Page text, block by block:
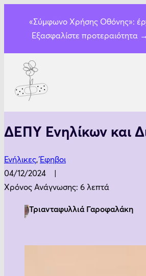
«Σύμφωνο Χρήσης Οθόνης»:
Εξασφαλίστε προτεραιότητα →
ΔΕΠΥ Ενηλίκων και
Ενήλικες,Έφηβοι
04/12/2024
Χρόνος Ανάγνωσης: 6 λεπτά
Τριανταφυλλιά Γαροφαλάκη